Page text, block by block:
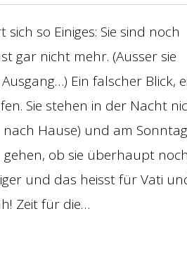
so Einiges: Sie sind noch
gar nicht mehr. (Ausser sie
Ein falscher Blick,
Sie stehen in der Nacht
Hause) und am
ob sie überhaupt noch
und das heisst für Vati
Zeit für die…